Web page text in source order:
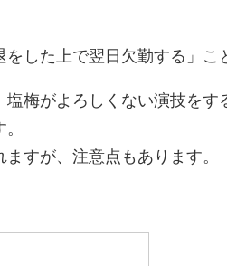
した上で翌日欠勤する」こ
梅がよろしくない演技をす
すが、注意点もあります。